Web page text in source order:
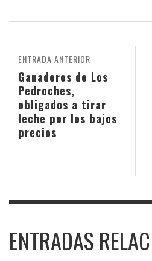
ENTRADA ANTERIOR
Ganaderos de Los
Pedroches,
obligados a tirar
leche por los bajos
precios
ENTRADAS